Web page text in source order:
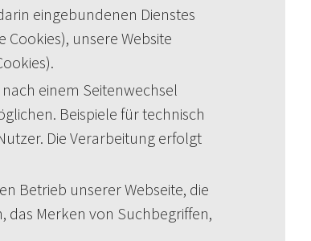
eingebundenen Dienstes
unsere Website
einem Seitenwechsel
Beispiele für technisch
Die Verarbeitung erfolgt
Betrieb unserer Webseite, die
Merken von Suchbegriffen,